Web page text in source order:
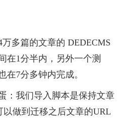
多篇的文章的 DEDECMS
在1分半内，另外一个测
在7分多钟内完成。
：我们导入脚本是保持文章
做到迁移之后文章的URL